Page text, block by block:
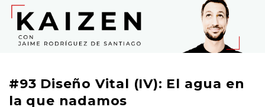
J
a
i
m
#93 Diseño Vital (IV): El agua en
la que nadamos